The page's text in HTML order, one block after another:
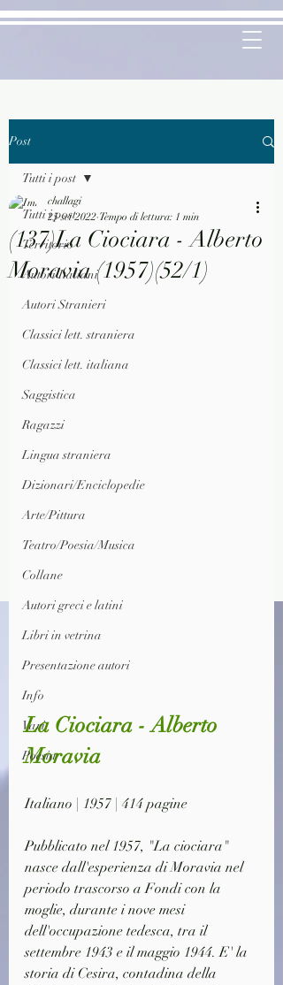
Post
Tutti i post
Territorio
Autori Italiani
Autori Stranieri
Classici lett. straniera
Classici lett. italiana
Saggistica
Ragazzi
Lingua straniera
Dizionari/Enciclopedie
Arte/Pittura
Teatro/Poesia/Musica
Collane
Autori greci e latini
Libri in vetrina
Presentazione autori
Info
Vari
Poesia
Tutti i post
(137)La Ciociara - Alberto
Moravia (1957)(52/1)
challagi
25 set 2022 Tempo di lettura: 1 min
La Ciociara - Alberto
Moravia
Italiano | 1957 | 414 pagine
Pubblicato nel 1957, "La ciociara"
nasce dall'esperienza di Moravia nel
periodo trascorso a Fondi con la
moglie, durante i nove mesi
dell'occupazione tedesca, tra il
settembre 1943 e il maggio 1944. E' la
storia di Cesira, contadina della